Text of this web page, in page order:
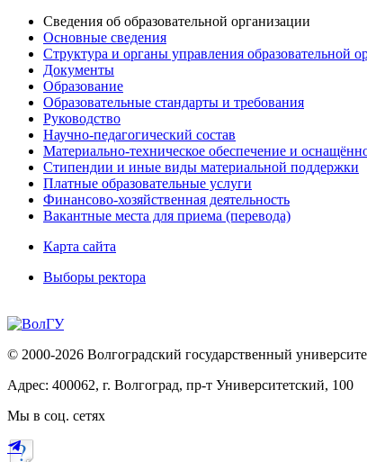
Сведения об образовательной организации
Основные сведения
Структура и органы управления образовательной
Документы
Образование
Образовательные стандарты и требования
Руководство
Научно-педагогический состав
Материально-техническое обеспечение и
Стипендии и иные виды материальной поддержки
Платные образовательные услуги
Финансово-хозяйственная деятельность
Вакантные места для приема (перевода)
Карта сайта
Выборы ректора
© 2000-2026 Волгоградский государственный
Адрес: 400062, г. Волгоград, пр-т Университетский, 100
Мы в соц. сетях